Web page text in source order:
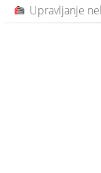
Upravljanje